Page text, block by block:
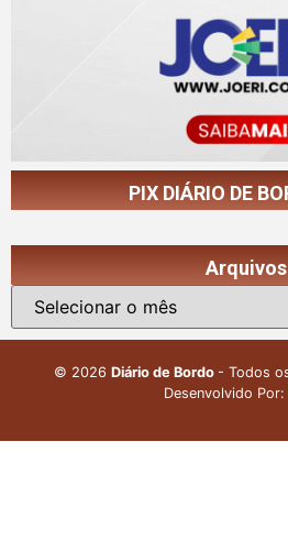
PIX DIÁRIO DE
Arquivos
© 2026 Diário de Bordo - Todos
Desenvolvido Por: